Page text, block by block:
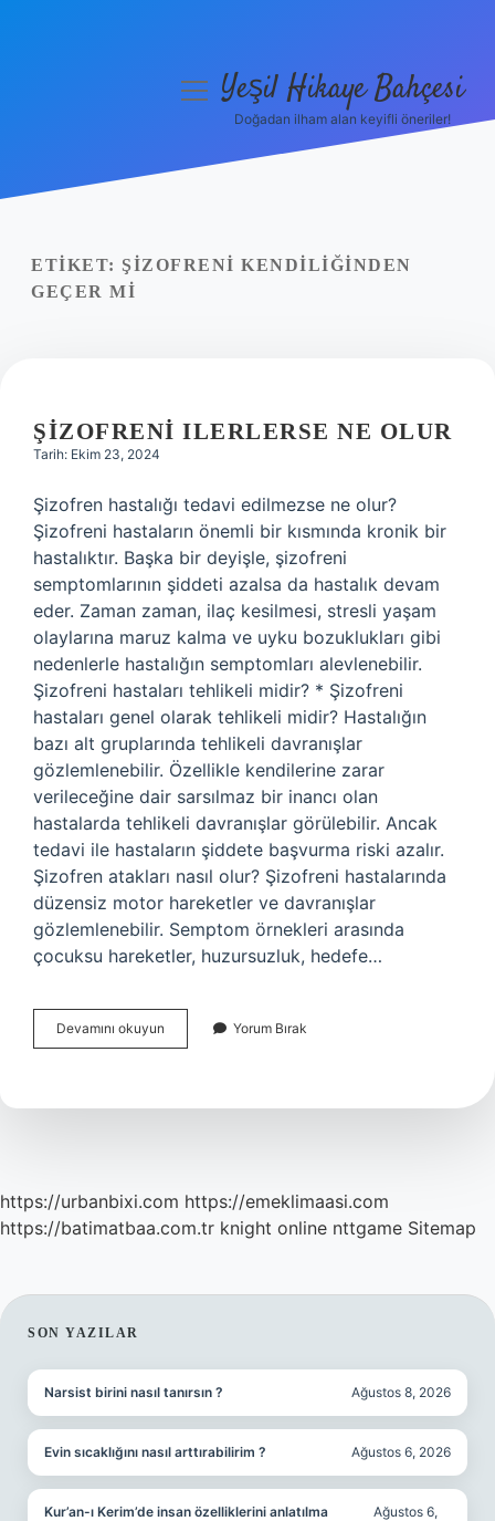
Yasal Uyarı
menüyüYeşil Hikaye Bahçesi
Doğadan ilham alan keyifli öneriler!
ETIKET: ŞIZOFRENI KENDILIĞINDEN
GEÇER MI
ŞIZOFRENI ILERLERSE NE OLUR
Tarih: Ekim 23, 2024
Şizofren hastalığı tedavi edilmezse ne olur?
Şizofreni hastaların önemli bir kısmında kronik bir
hastalıktır. Başka bir deyişle, şizofreni
semptomlarının şiddeti azalsa da hastalık devam
eder. Zaman zaman, ilaç kesilmesi, stresli yaşam
olaylarına maruz kalma ve uyku bozuklukları gibi
nedenlerle hastalığın semptomları alevlenebilir.
Şizofreni hastaları tehlikeli midir? * Şizofreni
hastaları genel olarak tehlikeli midir? Hastalığın
bazı alt gruplarında tehlikeli davranışlar
gözlemlenebilir. Özellikle kendilerine zarar
verileceğine dair sarsılmaz bir inancı olan
hastalarda tehlikeli davranışlar görülebilir. Ancak
tedavi ile hastaların şiddete başvurma riski azalır.
Şizofren atakları nasıl olur? Şizofreni hastalarında
düzensiz motor hareketler ve davranışlar
gözlemlenebilir. Semptom örnekleri arasında
çocuksu hareketler, huzursuzluk, hedefe…
Devamını okuyun Şizofreni
Ilerlerse
Yorum Bırak
https://urbanbixi.com https://emeklimaasi.com
https://batimatbaa.com.tr knight online nttgame Sitemap
SIDEBAR
SON YAZILAR
Narsist birini nasıl tanırsın ? Ağustos 8, 2026
Evin sıcaklığını nasıl arttırabilirim ? Ağustos 6, 2026
Kur’an-ı Kerim’de insan özelliklerini anlatılma
Ağustos 6,